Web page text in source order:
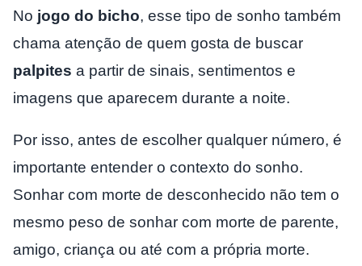
No jogo do bicho, esse tipo de sonho também
chama atenção de quem gosta de buscar
palpites a partir de sinais, sentimentos e
imagens que aparecem durante a noite.
Por isso, antes de escolher qualquer número, é
importante entender o contexto do sonho.
Sonhar com morte de desconhecido não tem o
mesmo peso de sonhar com morte de parente,
amigo, criança ou até com a própria morte.